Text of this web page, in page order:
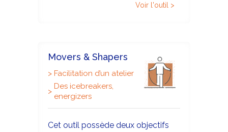
Voir l'outil >
Movers & Shapers
> Facilitation d’un atelier
>
Des icebreakers,
energizers
Cet outil possède deux objectifs